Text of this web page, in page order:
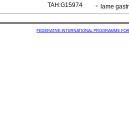
TAH:G15974
lame
FEDERATIVE INTERNATIONAL PROGRAMME